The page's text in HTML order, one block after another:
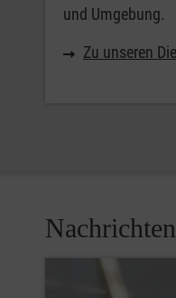
und Umgebung.
Zu unseren